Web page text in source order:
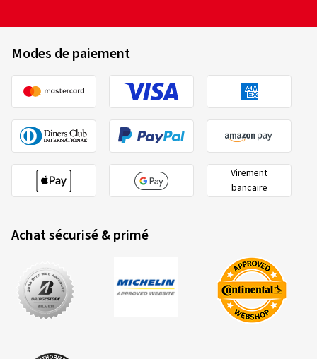
Modes de paiement
Virement
bancaire
Achat sécurisé & primé